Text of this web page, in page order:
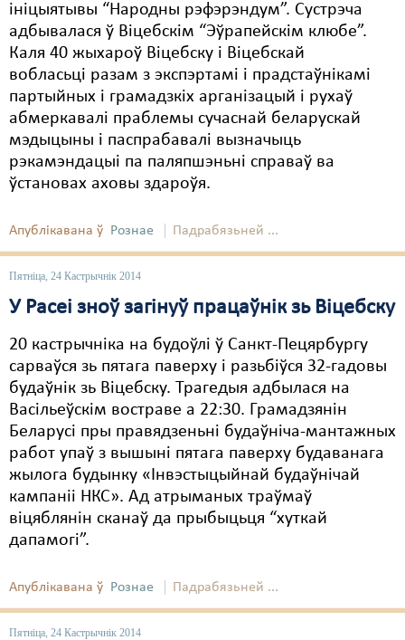
ініцыятывы “Народны рэфэрэндум”. Сустрэча
адбывалася ў Віцебскім “Эўрапейскім клюбе”.
Каля 40 жыхароў Віцебску і Віцебскай
вобласьці разам з экспэртамі і прадстаўнікамі
партыйных і грамадзкіх арганізацый і рухаў
абмеркавалі праблемы сучаснай беларускай
мэдыцыны і паспрабавалі вызначыць
рэкамэндацыі па паляпшэньні справаў ва
ўстановах аховы здароўя.
Апублікавана ў Рознае Падрабязьней ...
Пятніца, 24 Кастрычнік 2014
У Расеі зноў загінуў працаўнік зь Віцебску
20 кастрычніка на будоўлі ў Санкт-Пецярбургу
сарваўся зь пятага паверху і разьбіўся 32-гадовы
будаўнік зь Віцебску. Трагедыя адбылася на
Васільеўскім востраве а 22:30. Грамадзянін
Беларусі пры правядзеньні будаўніча-мантажных
работ упаў з вышыні пятага паверху будаванага
жылога будынку «Інвэстыцыйнай будаўнічай
кампаніі НКС». Ад атрыманых траўмаў
віцяблянін сканаў да прыбыцьця “хуткай
дапамогі”.
Апублікавана ў Рознае Падрабязьней ...
Пятніца, 24 Кастрычнік 2014
Сацыяльныя правы